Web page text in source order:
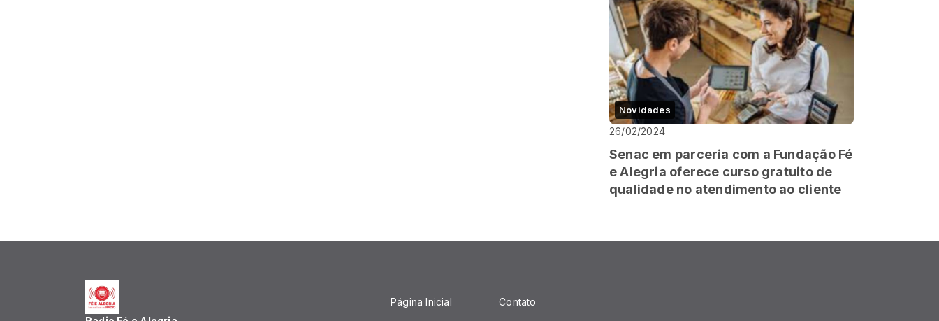
Novidades
26/02/2024
Senac em parceria com a Fundação Fé
e Alegria oferece curso gratuito de
qualidade no atendimento ao cliente
Página Inicial Contato